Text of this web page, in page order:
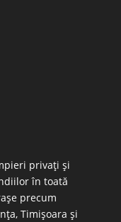
privați și
în toată
precum
Timișoara și